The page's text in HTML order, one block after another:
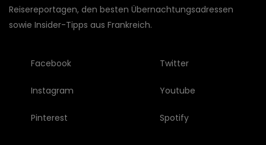
Reisereportagen, den besten Übernachtungsadressen
sowie Insider-Tipps aus Frankreich.
Facebook
Instagram
Pinterest
Twitter
Youtube
Spotify